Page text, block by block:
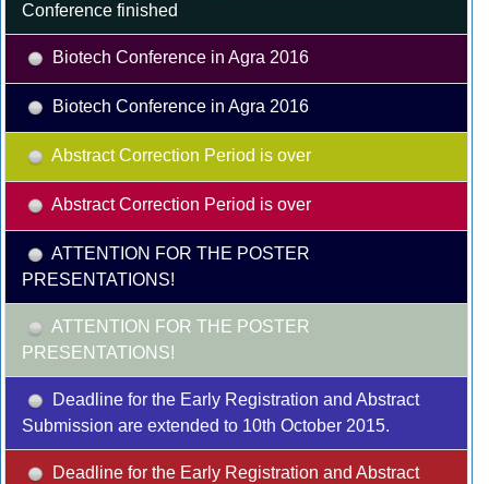
Conference finished
Biotech Conference in Agra 2016
Biotech Conference in Agra 2016
Abstract Correction Period is over
Abstract Correction Period is over
ATTENTION FOR THE POSTER
PRESENTATIONS!
ATTENTION FOR THE POSTER
PRESENTATIONS!
Deadline for the Early Registration and Abstract
Submission are extended to 10th October 2015.
Deadline for the Early Registration and Abstract